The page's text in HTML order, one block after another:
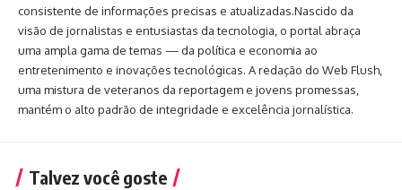
consistente de informações precisas e atualizadas.Nascido da
visão de jornalistas e entusiastas da tecnologia, o portal abraça
uma ampla gama de temas — da política e economia ao
entretenimento e inovações tecnológicas. A redação do Web Flush,
uma mistura de veteranos da reportagem e jovens promessas,
mantém o alto padrão de integridade e excelência jornalística.
Talvez você goste